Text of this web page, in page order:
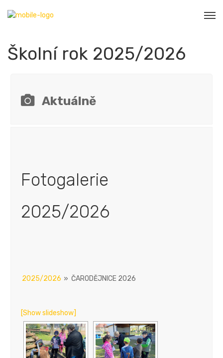
Školní rok 2025/2026
Aktuálně
Fotogalerie
2025/2026
2025/2026 » ČARODĚJNICE 2026
[Show slideshow]